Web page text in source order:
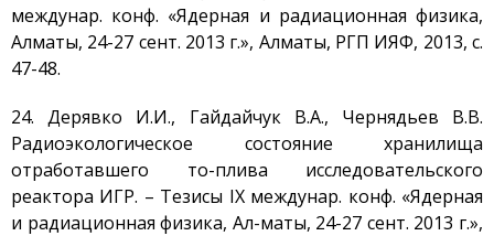
междунар. конф. «Ядерная и радиационная физика,
Алматы, 24-27 сент. 2013 г.», Алматы, РГП ИЯФ, 2013, с.
47-48.
24. Дерявко И.И., Гайдайчук В.А., Чернядьев В.В.
Радиоэкологическое состояние хранилища
отработавшего то-плива исследовательского
реактора ИГР. – Тезисы IX междунар. конф. «Ядерная
и радиационная физика, Ал-маты, 24-27 сент. 2013 г.»,